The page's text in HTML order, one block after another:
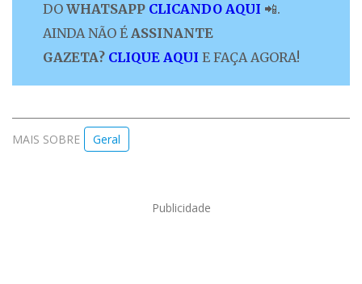
DO WHATSAPP CLICANDO AQUI 📲.
AINDA NÃO É ASSINANTE
GAZETA? CLIQUE AQUI E FAÇA AGORA!
MAIS SOBRE Geral
Publicidade